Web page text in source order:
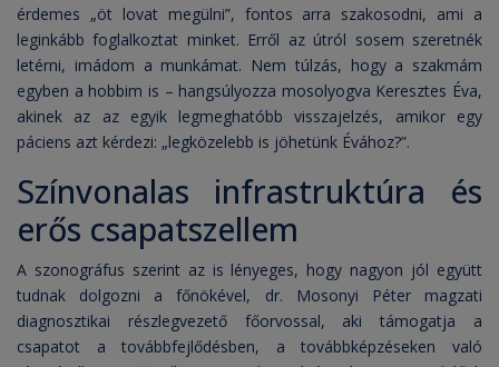
érdemes „öt lovat megülni”, fontos arra szakosodni, ami a
leginkább foglalkoztat minket. Erről az útról sosem szeretnék
letérni, imádom a munkámat. Nem túlzás, hogy a szakmám
egyben a hobbim is – hangsúlyozza mosolyogva Keresztes Éva,
akinek az az egyik legmeghatóbb visszajelzés, amikor egy
páciens azt kérdezi: „legközelebb is jöhetünk Évához?”.
Színvonalas infrastruktúra és
erős csapatszellem
A szonográfus szerint az is lényeges, hogy nagyon jól együtt
tudnak dolgozni a főnökével, dr. Mosonyi Péter magzati
diagnosztikai részlegvezető főorvossal, aki támogatja a
csapatot a továbbfejlődésben, a továbbképzéseken való